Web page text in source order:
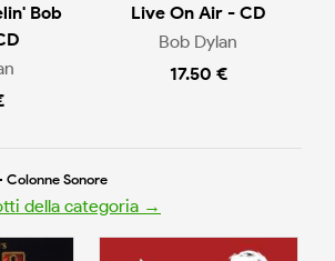
Bob
Live On Air - CD
Bob Dylan
17.50 €
Sonore
della categoria →